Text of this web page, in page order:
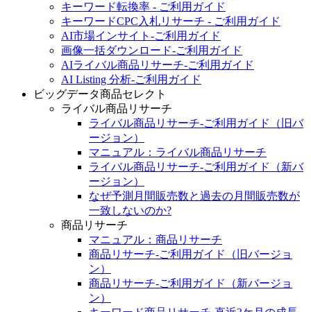
キーワード転換率 - ご利用ガイド
キーワードCPC入札リサーチ - ご利用ガイド
AI市場インサイト-ご利用ガイド
画像一括ダウンロード-ご利用ガイド
AIライバル商品リサーチ-ご利用ガイド
AI Listing 分析-ご利用ガイド
ビッグデータ商品セレクト
ライバル商品リサーチ
ライバル商品リサーチ‐ご利用ガイド（旧バ
ージョン）
マニュアル：ライバル商品リサーチ
ライバル商品リサーチ‐ご利用ガイド（新バ
ージョン）
なぜ予測月間販売数と過去の月間販売数が
一致しないのか?
商品リサーチ
マニュアル：商品リサーチ
商品リサーチ‐ご利用ガイド（旧バージョ
ン）
商品リサーチ‐ご利用ガイド（新バージョ
ン）